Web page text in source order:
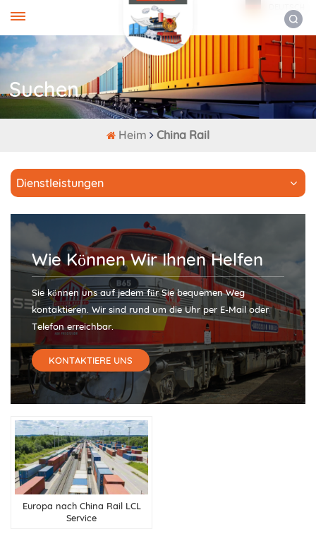
Suchen
Heim China Rail
Dienstleistungen
Wie Können Wir Ihnen Helfen
Sie können uns auf jedem für Sie bequemen Weg
kontaktieren. Wir sind rund um die Uhr per E-Mail oder
Telefon erreichbar.
KONTAKTIERE UNS
Europa nach China Rail LCL
Service